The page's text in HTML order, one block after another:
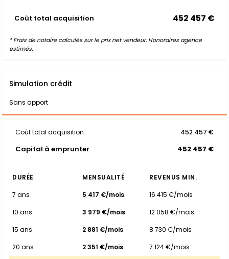
Coût total acquisition 452 457 €
* Frais de notaire calculés sur le prix net vendeur. Honoraires agence
estimés.
Simulation crédit
Sans apport
Coût total acquisition 452 457 €
Capital à emprunter 452 457 €
DURÉE MENSUALITÉ
REVENUS MIN.
7 ans
5 417 €/mois
16 415 €/mois
10 ans
3 979 €/mois
12 058 €/mois
15 ans
2 881 €/mois
8 730 €/mois
20 ans
2 351 €/mois
7 124 €/mois